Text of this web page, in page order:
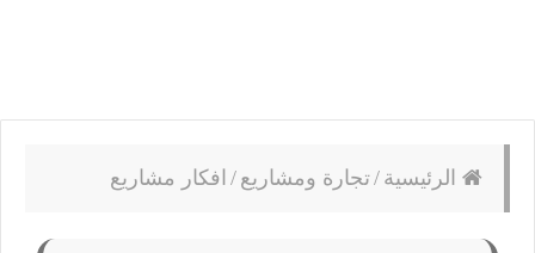
الرئيسية /تجارة ومشاريع / افكار مشاريع